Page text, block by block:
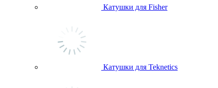
Катушки для Fisher
Катушки для Teknetics